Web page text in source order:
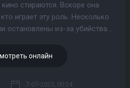
стираются. Вскоре она
играет эту роль. Несколько
остановлены из-за убийства...
онлайн
7-07-2025, 00:24